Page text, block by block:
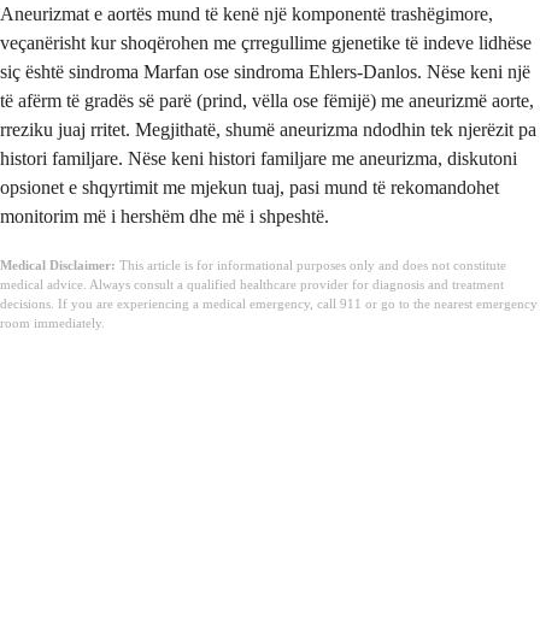
Aneurizmat e aortës mund të kenë një komponentë trashëgimore,
veçanërisht kur shoqërohen me çrregullime gjenetike të indeve lidhëse
siç është sindroma Marfan ose sindroma Ehlers-Danlos. Nëse keni një
të afërm të gradës së parë (prind, vëlla ose fëmijë) me aneurizmë aorte,
rreziku juaj rritet. Megjithatë, shumë aneurizma ndodhin tek njerëzit pa
histori familjare. Nëse keni histori familjare me aneurizma, diskutoni
opsionet e shqyrtimit me mjekun tuaj, pasi mund të rekomandohet
monitorim më i hershëm dhe më i shpeshtë.
Medical Disclaimer: This article is for informational purposes only and does not constitute
medical advice. Always consult a qualified healthcare provider for diagnosis and treatment
decisions. If you are experiencing a medical emergency, call 911 or go to the nearest emergency
room immediately.